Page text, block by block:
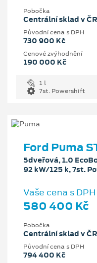
Pobočka
Centrální sklad v ČR
Původní cena s DPH
730 900 Kč
Cenové zvýhodnění
190 000 Kč
1 l
7st. Powershift
Ford Puma
5dveřová, 1.0
92 kW/125 k, 7st.
Vaše cena s DPH
580 400 Kč
Pobočka
Centrální sklad v ČR
Původní cena s DPH
794 400 Kč